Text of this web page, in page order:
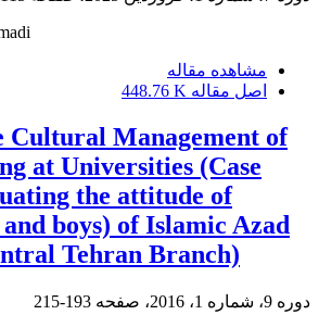
مشاهده مقاله
اصل مقاله 448.76 K
Cultural Management of
at Universities (Case
the attitude of
boys) of Islamic Azad
Tehran Branch)
دوره 9، شماره 1، 2016، صفحه 193-215